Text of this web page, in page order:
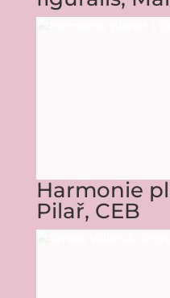
Harmonie
Pilař, CEB